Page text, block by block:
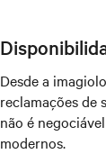
Desde a
reclamações de
não é
modernos.